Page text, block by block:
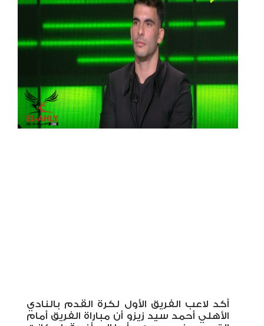
أكد لاعب الفريق الأول لكرة القدم بالنادي
الأهلي أحمد سيد زيزو أن مباراة الفريق أمام